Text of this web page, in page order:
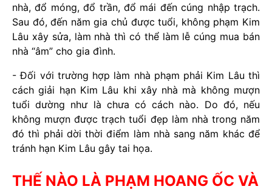
nhà, đổ móng, đổ trần, đổ mái đến cúng nhập trạch.
Sau đó, đến năm gia chủ được tuổi, không phạm Kim
Lâu xây sửa, làm nhà thì có thể làm lễ cúng mua bán
nhà “âm” cho gia đình.
- Đối với trường hợp làm nhà phạm phải Kim Lâu thì
cách giải hạn Kim Lâu khi xây nhà mà không mượn
tuổi dường như là chưa có cách nào. Do đó, nếu
không mượn được trạch tuổi đẹp làm nhà trong năm
đó thì phải dời thời điểm làm nhà sang năm khác để
tránh hạn Kim Lâu gây tai họa.
THẾ NÀO LÀ PHẠM HOANG ỐC VÀ